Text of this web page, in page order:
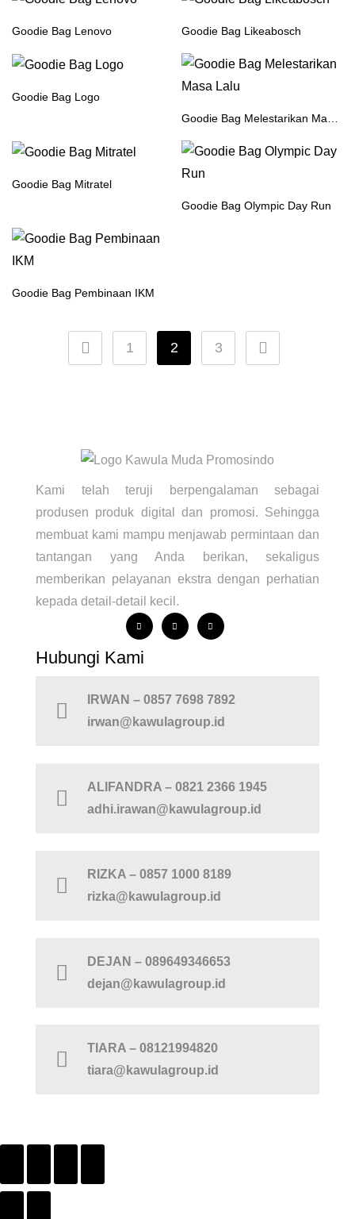
Goodie Bag Lenovo Goodie Bag Likeabosch
Goodie Bag Logo
Goodie Bag Melestarikan Masa Lalu
Goodie Bag Mitratel
Goodie Bag Olympic Day Run
Goodie Bag Pembinaan IKM
1 2 3
Kami telah teruji berpengalaman sebagai
produsen produk digital dan promosi. Sehingga
membuat kami mampu menjawab permintaan dan
tantangan yang Anda berikan, sekaligus
memberikan pelayanan ekstra dengan perhatian
kepada detail-detail kecil.
Hubungi Kami
IRWAN – 0857 7698 7892
irwan@kawulagroup.id
ALIFANDRA – 0821 2366 1945
adhi.irawan@kawulagroup.id
RIZKA – 0857 1000 8189
rizka@kawulagroup.id
DEJAN – 089649346653
dejan@kawulagroup.id
TIARA – 08121994820
tiara@kawulagroup.id